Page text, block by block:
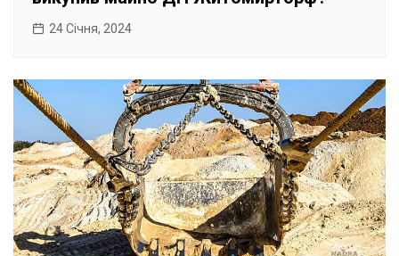
24 Січня, 2024